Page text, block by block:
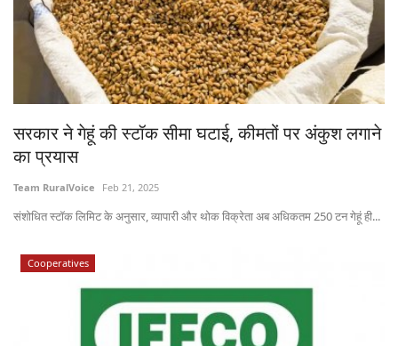
Politics
Magazine
States
Events
Agribusiness
Cooperatives
International
सरकार ने गेहूं की स्टॉक सीमा घटाई, कीमतों पर अंकुश लगाने
का प्रयास
Team RuralVoice Feb 21, 2025
संशोधित स्टॉक लिमिट के अनुसार, व्यापारी और थोक विक्रेता अब अधिकतम 250 टन गेहूं ही...
Cooperatives